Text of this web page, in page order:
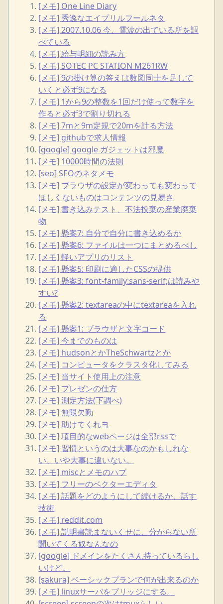
[メモ] One Line Diary
[メモ] 秀逸なエイプリルフールネタ
[メモ] 2007.10.06 今、電波の出ている所を調
べている
[メモ] 給与明細の読み方
[メモ] SOTEC PC STATION M261RW
[メモ] 9の掛け算の答えは数図同士を足して
いくと必ず9になる
[メモ] 1から9の整数を1回だけ使って数字を
作ると必ず3で割り切れる
[メモ] 7mと9m定規で20mを計る方法
[メモ] githubで求人情報
[google] google ガジェットは邪魔
[メモ] 10000時間の法則
[seo] SEOのネタメモ
[メモ] ブラウザの設定が変わっても変わって
ほしくないものはコンテンツの見易さ
[メモ] 書き込みテスト、不法投棄の産業廃棄
物
[メモ] 懸案7: 自分で自分に書き込めるか
[メモ] 懸案6: ファイルは一つにまとめるべし
[メモ] 軽いアプリのリスト
[メモ] 懸案5: 印刷に適したCSSの提供
[メモ] 懸案3: font-family:sans-serif;は読みや
すい?
[メモ] 懸案2: textareaの中にtextareaを入れ
る
[メモ] 懸案1: ブラウザと文字コード
[メモ] 今までのものは
[メモ] hudsonとかTheSchwartzとか
[メモ] コンピュータをクラスタ化してみる
[メモ] 当サイト使用上の注意
[メモ] プレゼンの仕方
[メモ] 測定方法(下調べ)
[メモ] 無限欠勤
[メモ] 助けてくれヨ
[メモ] 項目的なwebページは全部rssで
[メモ] 習慣というのは大事なのかもしれな
い、いや大事に違いない。
[メモ] miscとメモのハブ
[メモ] フリーのベクターエディタ
[メモ] 話題をどのようにして続けるか、話す
技術
[メモ] reddit.com
[メモ] 説明書読まないくせに、分からない所
聞いてくる奴なんなの
[google] ドメインをたくさん持っているらし
いけど。
[sakura] ベーシックプランで何が出来るのか
[メモ] linuxサーバをブリッジにする。